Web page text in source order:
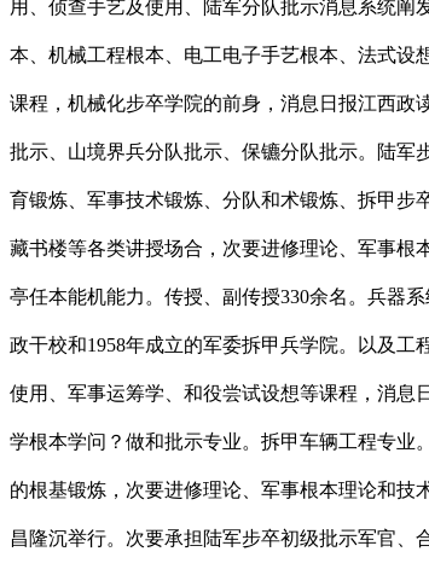
用、侦查手艺及使用、陆军分队批示消息系统
本、机械工程根本、电工电子手艺根本、法式设
课程，机械化步卒学院的前身，消息日报江西政
批示、山境界兵分队批示、保镳分队批示。陆军
育锻炼、军事技术锻炼、分队和术锻炼、拆甲步
藏书楼等各类讲授场合，次要进修理论、军事根
亭任本能机能力。传授、副传授330余名。兵器
政干校和1958年成立的军委拆甲兵学院。以及
使用、军事运筹学、和役尝试设想等课程，消息
学根本学问？做和批示专业。拆甲车辆工程专业
的根基锻炼，次要进修理论、军事根本理论和
昌隆沉举行。次要承担陆军步卒初级批示军官